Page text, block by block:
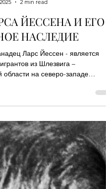
2 min read
ЙЕССЕНА И ЕГО
НАСЛЕДИЕ
из Шлезвига –
северо-западе
в наши...